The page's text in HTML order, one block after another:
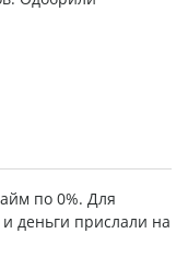
по 0%. Для
деньги прислали на